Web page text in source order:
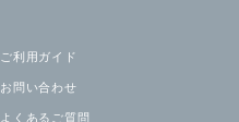
ご利用ガイド
お問い合わせ
よくあるご質問